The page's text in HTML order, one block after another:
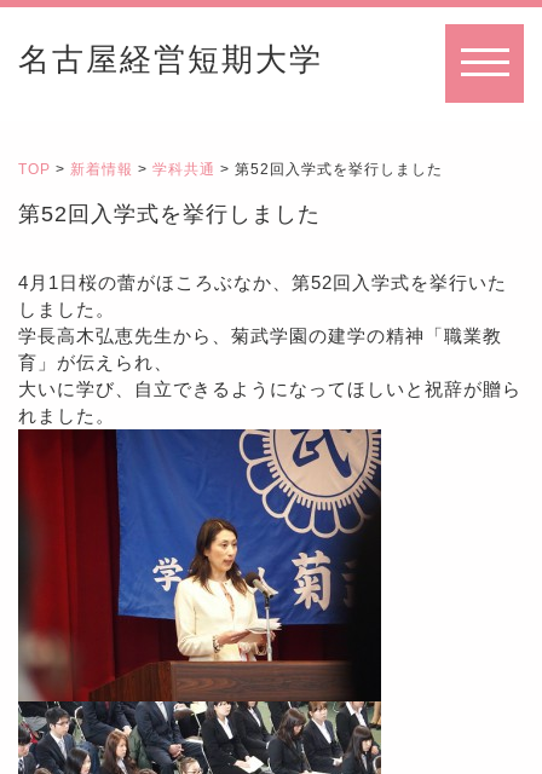
名古屋経営短期大学
TOP > 新着情報 > 学科共通 > 第52回入学式を挙行しました
第52回入学式を挙行しました
4月1日桜の蕾がほころぶなか、第52回入学式を挙行いた
しました。
学長高木弘恵先生から、菊武学園の建学の精神「職業教
育」が伝えられ、
大いに学び、自立できるようになってほしいと祝辞が贈ら
れました。